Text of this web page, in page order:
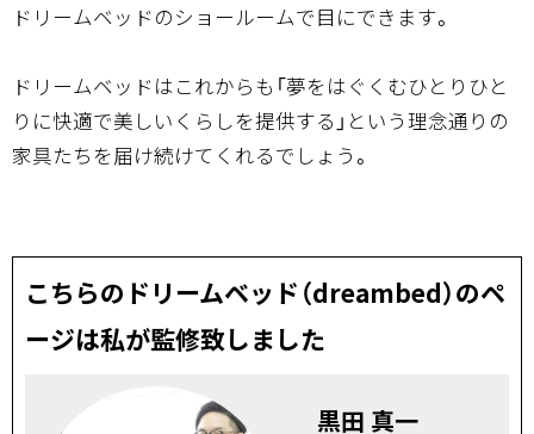
ドリームベッドのショールームで目にできます。
ドリームベッドはこれからも「夢をはぐくむひとりひと
りに快適で美しいくらしを提供する」という理念通りの
家具たちを届け続けてくれるでしょう。
こちらのドリームベッド（dreambed）のペ
ージは私が監修致しました
黒田 真一